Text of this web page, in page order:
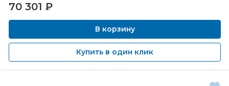
70 301 ₽
В корзину
Купить в один клик